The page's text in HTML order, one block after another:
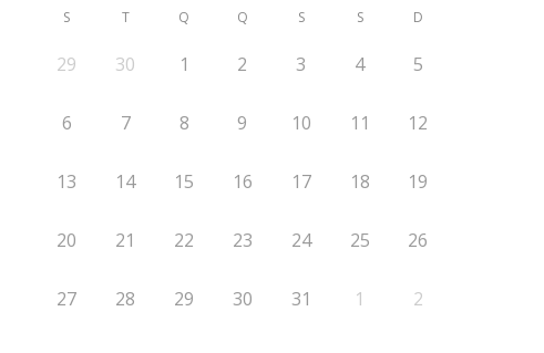
S T Q Q S S D
29 30 1 2 3 4 5
6 7 8 9 10 11 12
13 14 15 16 17 18 19
20 21 22 23 24 25 26
27 28 29 30 31 1 2